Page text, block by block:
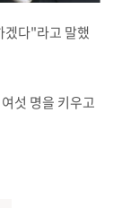
겠다"라고 말했
섯 명을 키우고